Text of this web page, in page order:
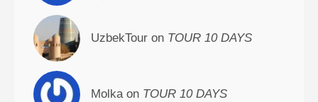
UzbekTour on TOUR 10 DAYS
Molka on TOUR 10 DAYS